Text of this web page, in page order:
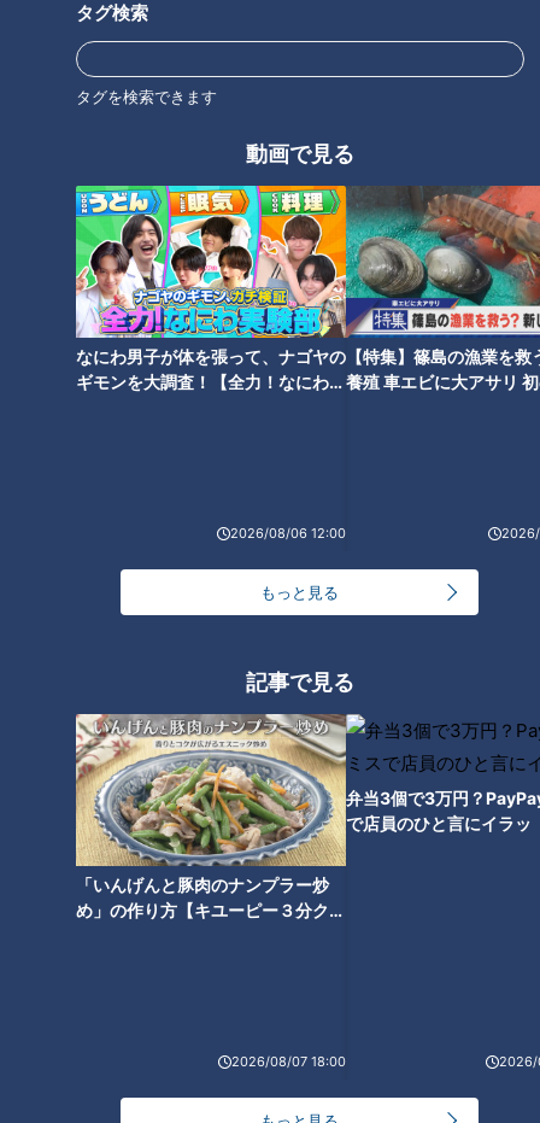
タグ検索
タグを検索できます
動画で見る
なにわ男子が体を張って、ナゴヤの
ギモンを大調査！【全力！なにわ実
2026/08/06 12:00
【特集】篠島の漁業を救
養殖 車エビに大アサリ
もっと見る
記事で見る
「いんげんと豚肉のナンプラー炒
め」の作り方【キユーピー３分クッ
2026/08/07 18:00
弁当3個で3万円？
で店員のひと言にイラッ
2026/
最新話の見逃し配信はこちら
オススメ関連コンテンツ
街録！名古屋で聞きました ウチ
「冷えは万病のもと！」カラダ
かWEEK】
弁当に便利「スープジャー」さ
らに熱々に活用するのは？【あ
ったかWEEK】